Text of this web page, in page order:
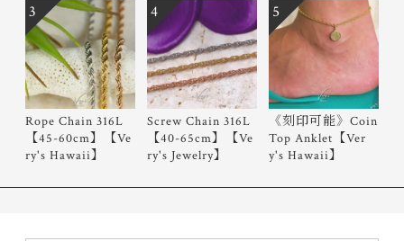
Rope Chain 316L
【45-60cm】【Ve
ry's Hawaii】
3
Screw Chain 316L
【40-65cm】【Ve
ry's Jewelry】
4
《刻印可能》Coin
Top Anklet【Ver
y's Hawaii】
5